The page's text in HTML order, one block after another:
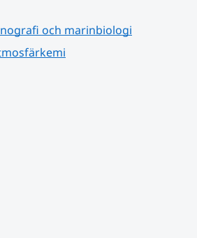
och marinbiologi